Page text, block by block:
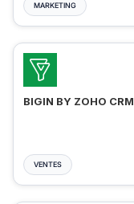
MARKETING
BIGIN BY ZOHO CRM
VENTES